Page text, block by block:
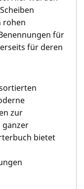
rohen
für
für deren
zur
ganzer
bietet